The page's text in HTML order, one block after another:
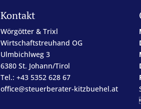
Kontakt
Wörgötter & Trixl
Wirtschaftstreuhand OG
Ulmbichlweg 3
6380 St. Johann/Tirol
Tel.: +43 5352 628 67
office@steuerberater-kitzbuehel.at